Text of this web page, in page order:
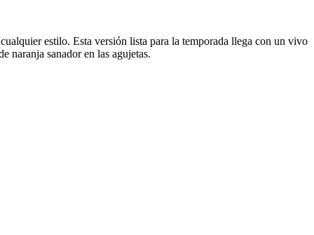
estilo. Esta versión lista para la temporada llega con un vivo
naranja sanador en las agujetas.